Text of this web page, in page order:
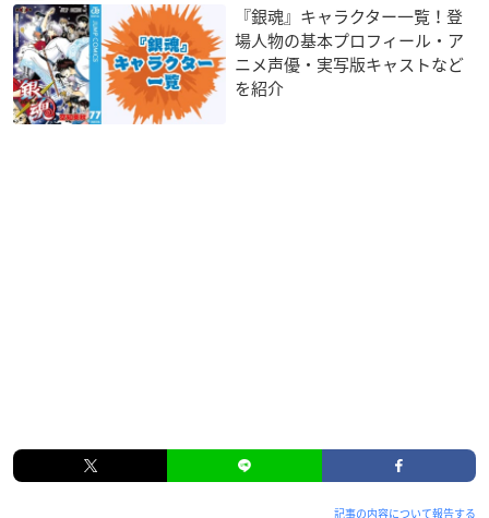
『銀魂』キャラクター一覧！登
場人物の基本プロフィール・ア
ニメ声優・実写版キャストなど
を紹介
記事の内容について報告する